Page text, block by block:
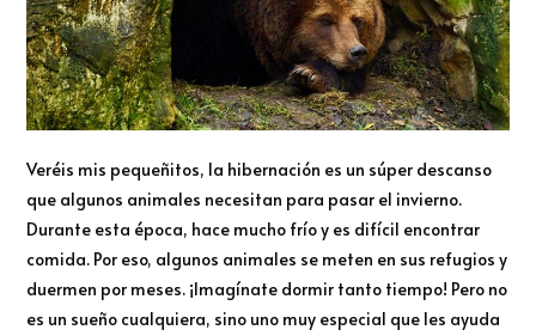
Veréis mis pequeñitos, la hibernación es un súper descanso
que algunos animales necesitan para pasar el invierno.
Durante esta época, hace mucho frío y es difícil encontrar
comida. Por eso, algunos animales se meten en sus refugios y
duermen por meses. ¡Imagínate dormir tanto tiempo! Pero no
es un sueño cualquiera, sino uno muy especial que les ayuda